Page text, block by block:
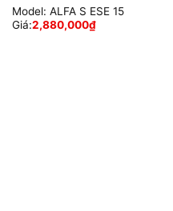
Model: ALFA S ESE 15
Giá:2,880,000₫